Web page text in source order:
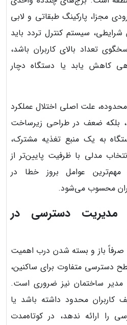
مجزا، پارکینگ طبقاتی و لابی
سیستم کنترل تردد باید
تعداد بالای کاربران باشد،
کاهش یابد یا دستگاه دچار
علت اصلی اختلال عملکرد
بلکه ضعف در طراحی زیرساخت
به یک منبع تغذیه مشترک،
مدلی با ظرفیت پایین‌تر از
مهم‌ترین عوامل بروز خطا در
محسوب می‌شود.
مدیریت دسترسی در
صرفاً باز و بسته شدن درب اهمیت
دسترسی متفاوت برای ساکنین،
مدیر ساختمان نیز ضروری است.
محدود داشته باشد یا
را ارائه ندهد، در کوتاه‌مدت